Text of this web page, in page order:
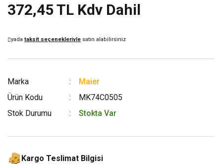
372,45 TL Kdv Dahil
yada taksit seçenekleriyle satın alabilirsiniz
Marka
Maier
Ürün Kodu
MK74C0505
Stok Durumu
Stokta Var
Kargo Teslimat Bilgisi